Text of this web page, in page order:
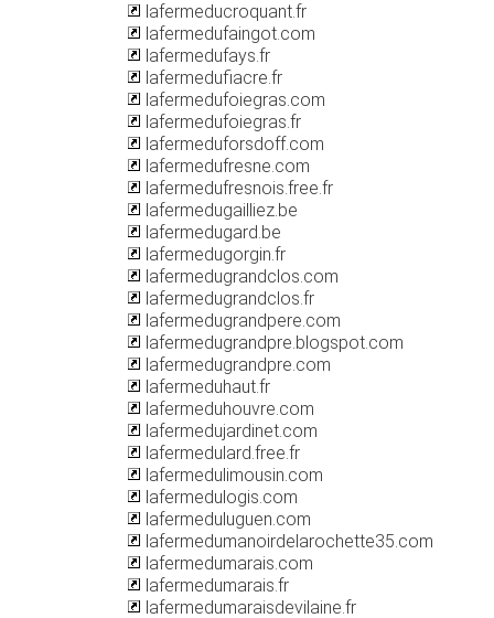
lafermeducroquant.fr
lafermedufaingot.com
lafermedufays.fr
lafermedufiacre.fr
lafermedufoiegras.com
lafermedufoiegras.fr
lafermeduforsdoff.com
lafermedufresne.com
lafermedufresnois.free.fr
lafermedugailliez.be
lafermedugard.be
lafermedugorgin.fr
lafermedugrandclos.com
lafermedugrandclos.fr
lafermedugrandpere.com
lafermedugrandpre.blogspot.com
lafermedugrandpre.com
lafermeduhaut.fr
lafermeduhouvre.com
lafermedujardinet.com
lafermedulard.free.fr
lafermedulimousin.com
lafermedulogis.com
lafermeduluguen.com
lafermedumanoirdelarochette35.com
lafermedumarais.com
lafermedumarais.fr
lafermedumaraisdevilaine.fr